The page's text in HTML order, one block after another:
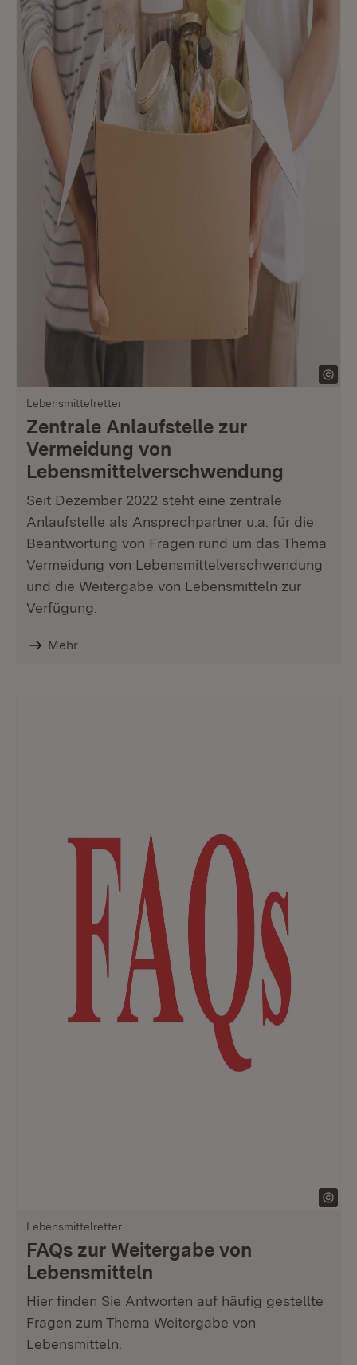
Lebensmittelretter
Zentrale Anlaufstelle zur
Vermeidung von
Lebensmittelverschwendung
Seit Dezember 2022 steht eine zentrale
Anlaufstelle als Ansprechpartner u.a. für die
Beantwortung von Fragen rund um das Thema
Vermeidung von Lebensmittelverschwendung
und die Weitergabe von Lebensmitteln zur
Verfügung.
Mehr
Lebensmittelretter
FAQs zur Weitergabe von
Lebensmitteln
Hier finden Sie Antworten auf häufig gestellte
Fragen zum Thema Weitergabe von
Lebensmitteln.